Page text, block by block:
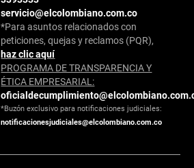
servicio@elcolombiano.com.co
*Para asuntos relacionados con
peticiones, quejas y reclamos (PQR),
haz clic aquí
PROGRAMA DE TRANSPARENCIA Y
ÉTICA EMPRESARIAL:
*Buzón exclusivo para notificaciones judiciales:
notificacionesjudiciales@elcolombiano.com.co